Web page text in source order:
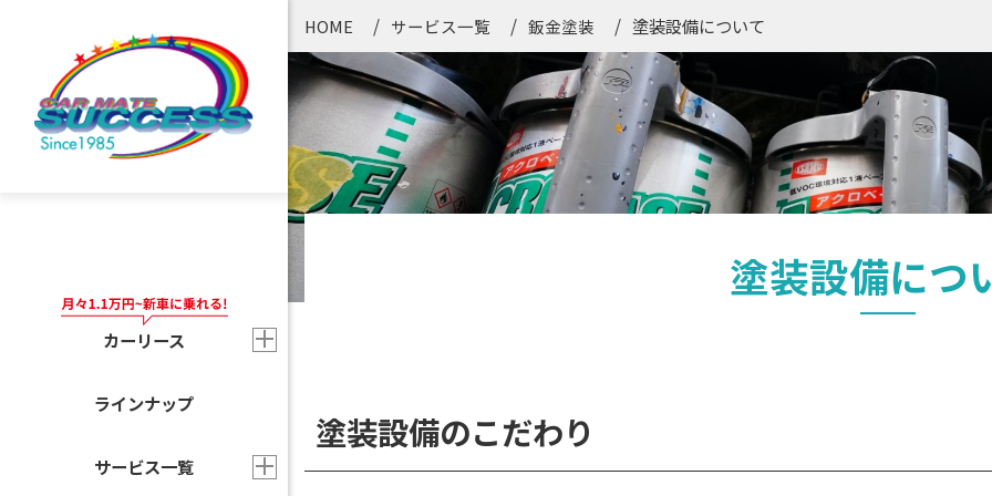
カーリース
ラインナップ
サービス一覧
HOME サービス一覧 鈑金塗装 塗装設備について
塗装設備につ
塗装設備のこだわり